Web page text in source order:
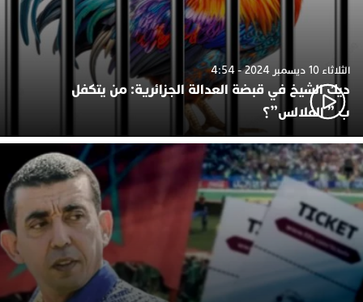
الثلاثاء 10 ديسمبر 2024 - 4:54
ديك الشيخ في قبضة العدالة الجزائرية: من يتكفل
ب ” الفلالس”؟